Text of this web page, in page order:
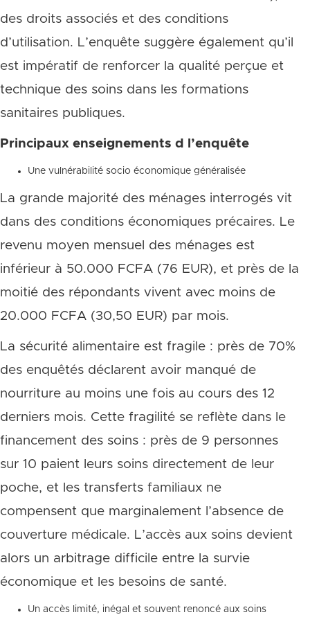
des droits associés et des conditions
d’utilisation. L’enquête suggère également qu’il
est impératif de renforcer la qualité perçue et
technique des soins dans les formations
sanitaires publiques.
Principaux enseignements d l’enquête
Une vulnérabilité socio économique généralisée
La grande majorité des ménages interrogés vit
dans des conditions économiques précaires. Le
revenu moyen mensuel des ménages est
inférieur à 50.000 FCFA (76 EUR), et près de la
moitié des répondants vivent avec moins de
20.000 FCFA (30,50 EUR) par mois.
La sécurité alimentaire est fragile : près de 70%
des enquêtés déclarent avoir manqué de
nourriture au moins une fois au cours des 12
derniers mois. Cette fragilité se reflète dans le
financement des soins : près de 9 personnes
sur 10 paient leurs soins directement de leur
poche, et les transferts familiaux ne
compensent que marginalement l’absence de
couverture médicale. L’accès aux soins devient
alors un arbitrage difficile entre la survie
économique et les besoins de santé.
Un accès limité, inégal et souvent renoncé aux soins